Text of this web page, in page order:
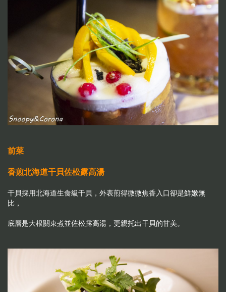
前菜
香煎北海道干貝佐松露高湯
干貝採用北海道生食級干貝，外表煎得微微焦香入口卻是鮮嫩無
比，
底層是大根關東煮並佐松露高湯，更親托出干貝的甘美。